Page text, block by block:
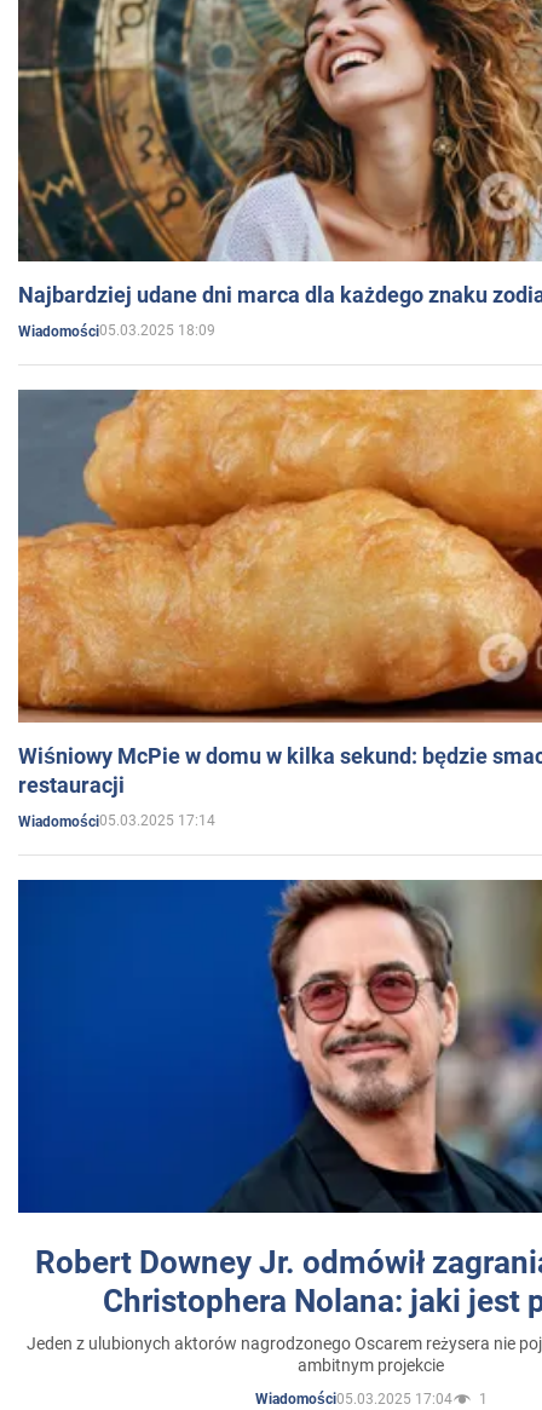
Najbardziej udane dni marca dla każdego znaku
Wiadomości05.03.2025 18:09
Wiśniowy McPie w domu w kilka sekund: będzie
restauracji
Wiadomości05.03.2025 17:14
Robert Downey Jr. odmówił
Christophera Nolana: jaki jest
Jeden z ulubionych aktorów nagrodzonego Oscarem reżysera nie
ambitnym projekcie
Wiadomości05.03.2025 17:04 1